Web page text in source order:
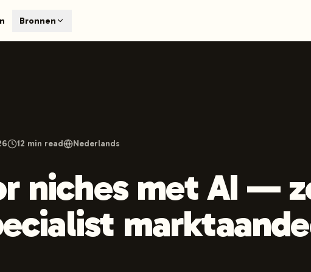
engines like ChatGPT, Claude, and Perplexity. Automated
hours.
Bronnen
12 min read Nederlands
niches met AI —